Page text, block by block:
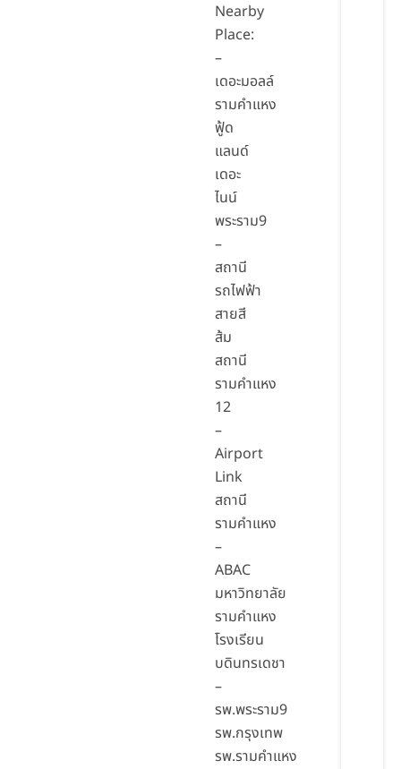
Nearby
Place:
–
เดอะมอลล์
รามคำแหง
ฟู้ด
แลนด์
เดอะ
ไนน์
พระราม9
–
สถานี
รถไฟฟ้า
สายสี
ส้ม
สถานี
รามคำแหง
12
–
Airport
Link
สถานี
รามคำแหง
–
ABAC
มหาวิทยาลัย
รามคำแหง
โรงเรียน
บดินทรเดชา
–
รพ.พระราม9
รพ.กรุงเทพ
รพ.รามคำแหง